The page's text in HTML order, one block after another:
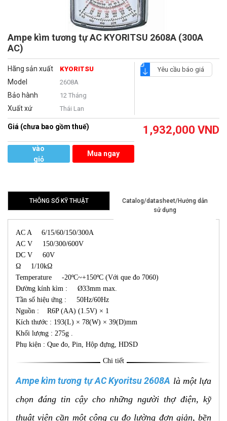
Ampe kìm tương tự AC KYORITSU 2608A (300A
AC)
Hãng sản xuất KYORITSU
Model 2608A
Bảo hành 12 Tháng
Xuất xứ Thái Lan
Yêu cầu báo giá
Giá (chưa bao gồm thuế) 1,932,000 VND
vào
giỏ
Mua ngay
THÔNG SỐ KỸ THUẬT
Catalog/datasheet/Hướng dẫn
sử dụng
AC A 6/15/60/150/300A
AC V 150/300/600V
DC V 60V
Ω 1/10kΩ
Temperature -20ºC~+150ºC (Với que đo 7060)
Đường kính kìm : Ø33mm max.
Tần số hiệu ứng : 50Hz/60Hz
Nguồn : R6P (AA) (1.5V) × 1
Kích thước : 193(L) × 78(W) × 39(D)mm
Khối lượng : 275g .
Phụ kiện : Que đo, Pin, Hộp đựng, HDSD
Chi tiết
Ampe kìm tương tự AC Kyoritsu 2608A là một lựa
chọn đáng tin cậy cho những người thợ điện, kỹ
thuật viên cần một công cụ đo lường đơn giản, bền